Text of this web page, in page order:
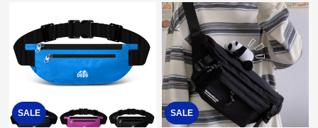
SALE SALE